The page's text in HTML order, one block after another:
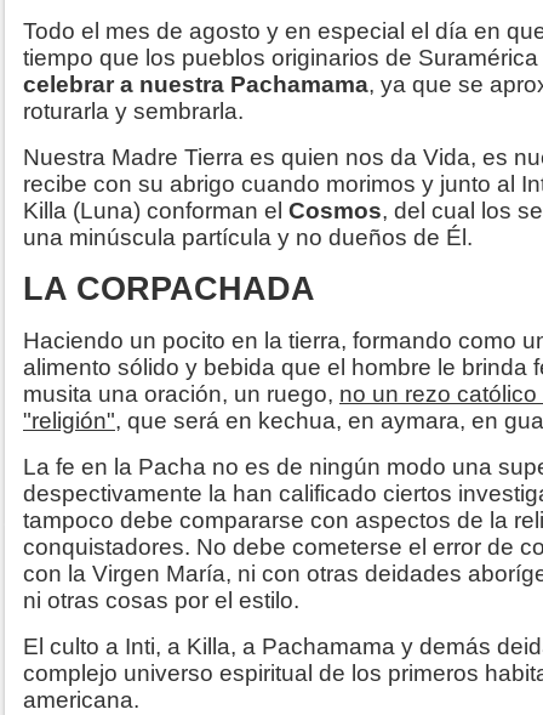
Todo el mes de agosto y en especial el día en
tiempo que los pueblos originarios de
celebrar a nuestra Pachamama, ya que se
roturarla y sembrarla.
Nuestra Madre Tierra es quien nos da Vida, es
recibe con su abrigo cuando morimos y junto al
Killa (Luna) conforman el Cosmos, del cual los
una minúscula partícula y no dueños de Él.
LA CORPACHADA
Haciendo un pocito en la tierra, formando como
alimento sólido y bebida que el hombre le brinda
musita una oración, un ruego, no un rezo
"religión", que será en kechua, en aymara, en
La fe en la Pacha no es de ningún modo una
despectivamente la han calificado ciertos
tampoco debe compararse con aspectos de la
conquistadores. No debe cometerse el error de
con la Virgen María, ni con otras deidades
ni otras cosas por el estilo.
El culto a Inti, a Killa, a Pachamama y demás
complejo universo espiritual de los primeros
americana.